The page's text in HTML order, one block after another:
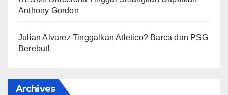
Anthony Gordon
Julian Alvarez Tinggalkan Atletico? Barca dan PSG
Berebut!
Archives